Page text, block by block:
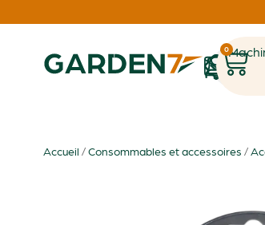
1
0
Accueil /Consommables et accessoires /